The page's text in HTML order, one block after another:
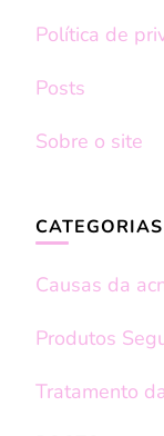
Política de
Posts
Sobre o site
CATEGORIAS
Causas da
Produtos
Tratamento